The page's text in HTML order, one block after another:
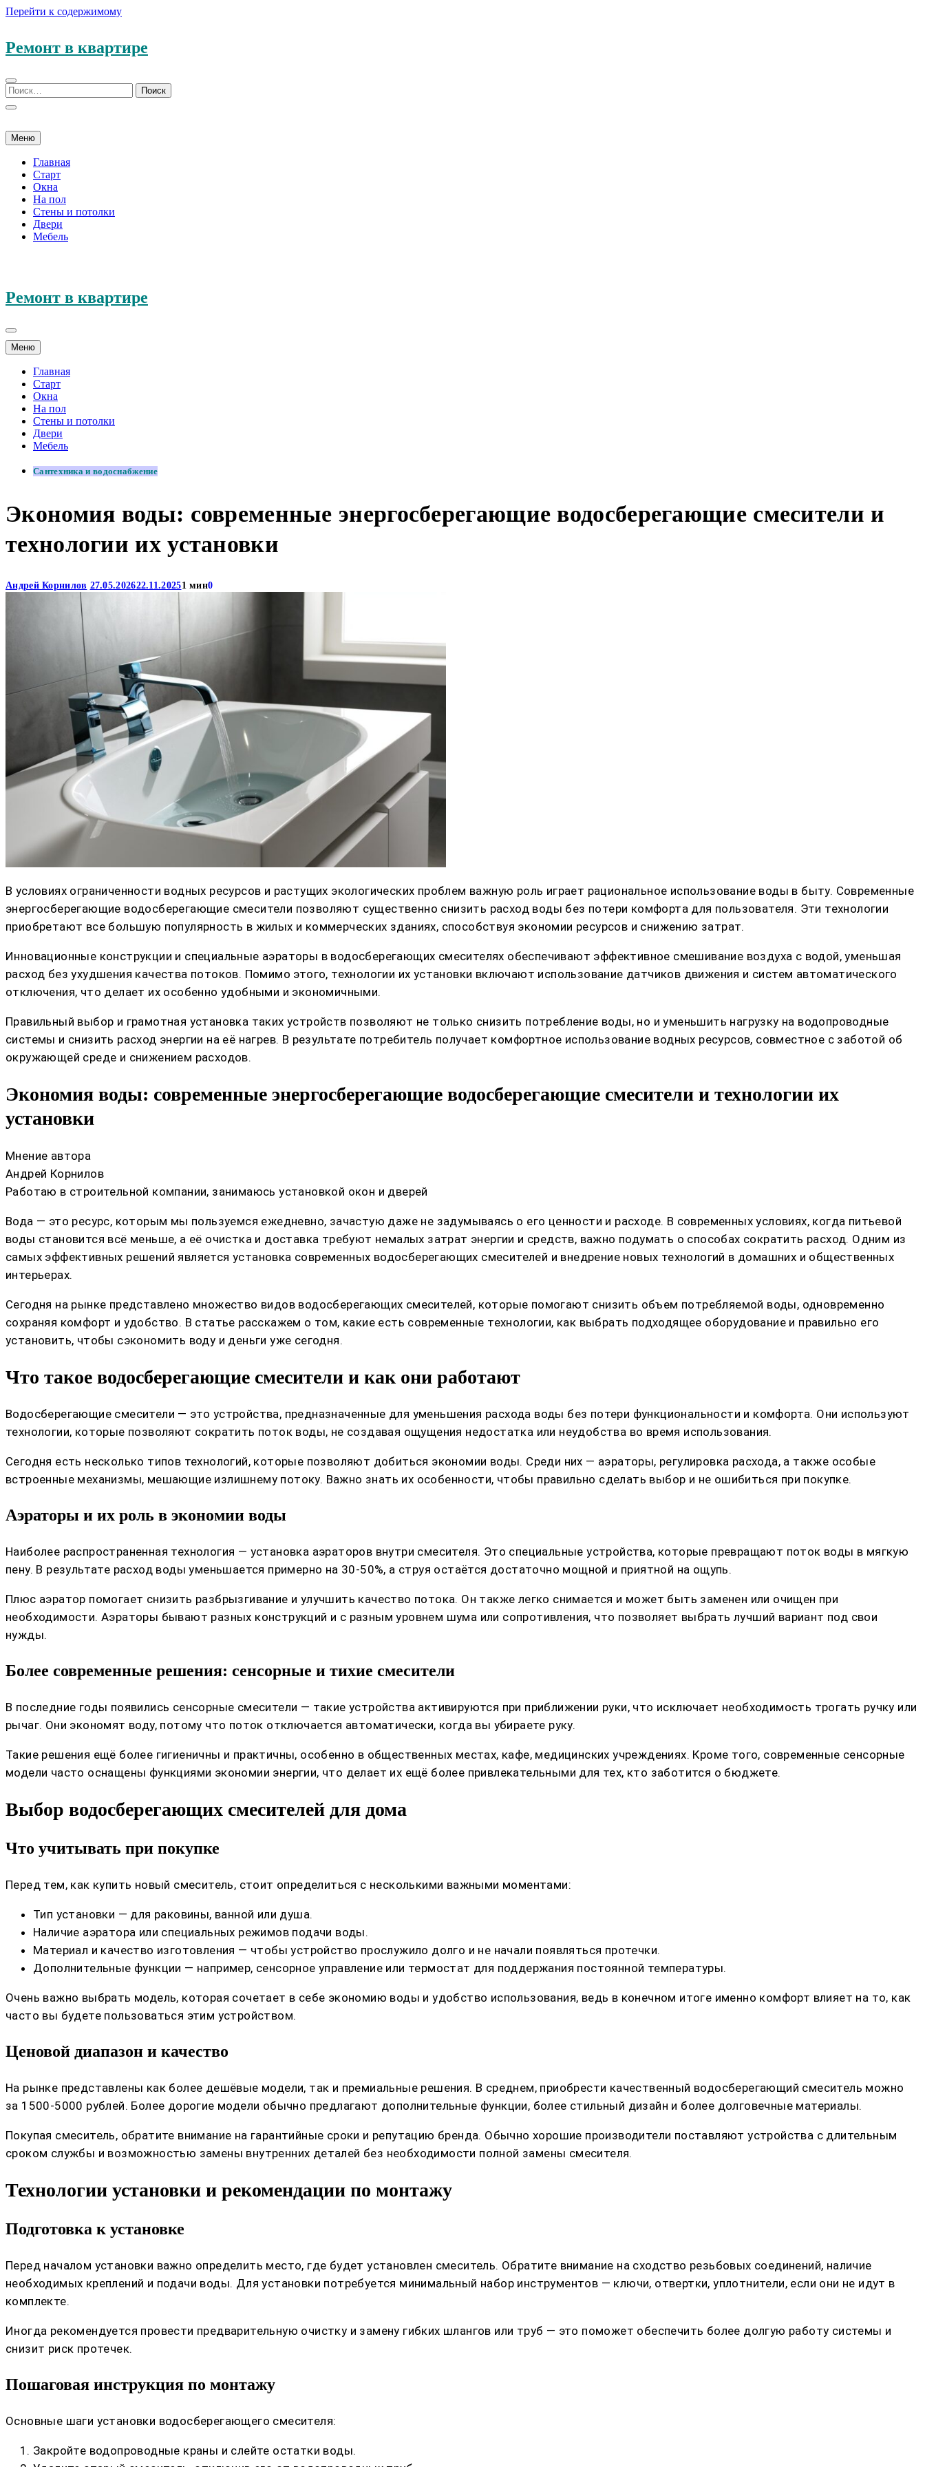
Перейти к содержимому
Ремонт в квартире
Меню
Главная
Старт
Окна
На пол
Стены и потолки
Двери
Мебель
Ремонт в квартире
Меню
Главная
Старт
Окна
На пол
Стены и потолки
Двери
Мебель
Сантехника и водоснабжение
Экономия воды: современные энергосберегающие водосберегающие смесители и
технологии их установки
Андрей Корнилов 27.05.202622.11.20251 мин0
В условиях ограниченности водных ресурсов и растущих экологических проблем важную роль играет рациональное использование воды в быту. Современные
энергосберегающие водосберегающие смесители позволяют существенно снизить расход воды без потери комфорта для пользователя. Эти технологии
приобретают все большую популярность в жилых и коммерческих зданиях, способствуя экономии ресурсов и снижению затрат.
Инновационные конструкции и специальные аэраторы в водосберегающих смесителях обеспечивают эффективное смешивание воздуха с водой, уменьшая
расход без ухудшения качества потоков. Помимо этого, технологии их установки включают использование датчиков движения и систем автоматического
отключения, что делает их особенно удобными и экономичными.
Правильный выбор и грамотная установка таких устройств позволяют не только снизить потребление воды, но и уменьшить нагрузку на водопроводные
системы и снизить расход энергии на её нагрев. В результате потребитель получает комфортное использование водных ресурсов, совместное с заботой об
окружающей среде и снижением расходов.
Экономия воды: современные энергосберегающие водосберегающие смесители и технологии их
установки
Мнение автора
Андрей Корнилов
Работаю в строительной компании, занимаюсь установкой окон и дверей
Вода — это ресурс, которым мы пользуемся ежедневно, зачастую даже не задумываясь о его ценности и расходе. В современных условиях, когда питьевой
воды становится всё меньше, а её очистка и доставка требуют немалых затрат энергии и средств, важно подумать о способах сократить расход. Одним из
самых эффективных решений является установка современных водосберегающих смесителей и внедрение новых технологий в домашних и общественных
интерьерах.
Сегодня на рынке представлено множество видов водосберегающих смесителей, которые помогают снизить объем потребляемой воды, одновременно
сохраняя комфорт и удобство. В статье расскажем о том, какие есть современные технологии, как выбрать подходящее оборудование и правильно его
установить, чтобы сэкономить воду и деньги уже сегодня.
Что такое водосберегающие смесители и как они работают
Водосберегающие смесители — это устройства, предназначенные для уменьшения расхода воды без потери функциональности и комфорта. Они используют
технологии, которые позволяют сократить поток воды, не создавая ощущения недостатка или неудобства во время использования.
Сегодня есть несколько типов технологий, которые позволяют добиться экономии воды. Среди них — аэраторы, регулировка расхода, а также особые
встроенные механизмы, мешающие излишнему потоку. Важно знать их особенности, чтобы правильно сделать выбор и не ошибиться при покупке.
Аэраторы и их роль в экономии воды
Наиболее распространенная технология — установка аэраторов внутри смесителя. Это специальные устройства, которые превращают поток воды в мягкую
пену. В результате расход воды уменьшается примерно на 30-50%, а струя остаётся достаточно мощной и приятной на ощупь.
Плюс аэратор помогает снизить разбрызгивание и улучшить качество потока. Он также легко снимается и может быть заменен или очищен при
необходимости. Аэраторы бывают разных конструкций и с разным уровнем шума или сопротивления, что позволяет выбрать лучший вариант под свои
нужды.
Более современные решения: сенсорные и тихие смесители
В последние годы появились сенсорные смесители — такие устройства активируются при приближении руки, что исключает необходимость трогать ручку или
рычаг. Они экономят воду, потому что поток отключается автоматически, когда вы убираете руку.
Такие решения ещё более гигиеничны и практичны, особенно в общественных местах, кафе, медицинских учреждениях. Кроме того, современные сенсорные
модели часто оснащены функциями экономии энергии, что делает их ещё более привлекательными для тех, кто заботится о бюджете.
Выбор водосберегающих смесителей для дома
Что учитывать при покупке
Перед тем, как купить новый смеситель, стоит определиться с несколькими важными моментами:
Тип установки — для раковины, ванной или душа.
Наличие аэратора или специальных режимов подачи воды.
Материал и качество изготовления — чтобы устройство прослужило долго и не начали появляться протечки.
Дополнительные функции — например, сенсорное управление или термостат для поддержания постоянной температуры.
Очень важно выбрать модель, которая сочетает в себе экономию воды и удобство использования, ведь в конечном итоге именно комфорт влияет на то, как
часто вы будете пользоваться этим устройством.
Ценовой диапазон и качество
На рынке представлены как более дешёвые модели, так и премиальные решения. В среднем, приобрести качественный водосберегающий смеситель можно
за 1500-5000 рублей. Более дорогие модели обычно предлагают дополнительные функции, более стильный дизайн и более долговечные материалы.
Покупая смеситель, обратите внимание на гарантийные сроки и репутацию бренда. Обычно хорошие производители поставляют устройства с длительным
сроком службы и возможностью замены внутренних деталей без необходимости полной замены смесителя.
Технологии установки и рекомендации по монтажу
Подготовка к установке
Перед началом установки важно определить место, где будет установлен смеситель. Обратите внимание на сходство резьбовых соединений, наличие
необходимых креплений и подачи воды. Для установки потребуется минимальный набор инструментов — ключи, отвертки, уплотнители, если они не идут в
комплекте.
Иногда рекомендуется провести предварительную очистку и замену гибких шлангов или труб — это поможет обеспечить более долгую работу системы и
снизит риск протечек.
Пошаговая инструкция по монтажу
Основные шаги установки водосберегающего смесителя:
Закройте водопроводные краны и слейте остатки воды.